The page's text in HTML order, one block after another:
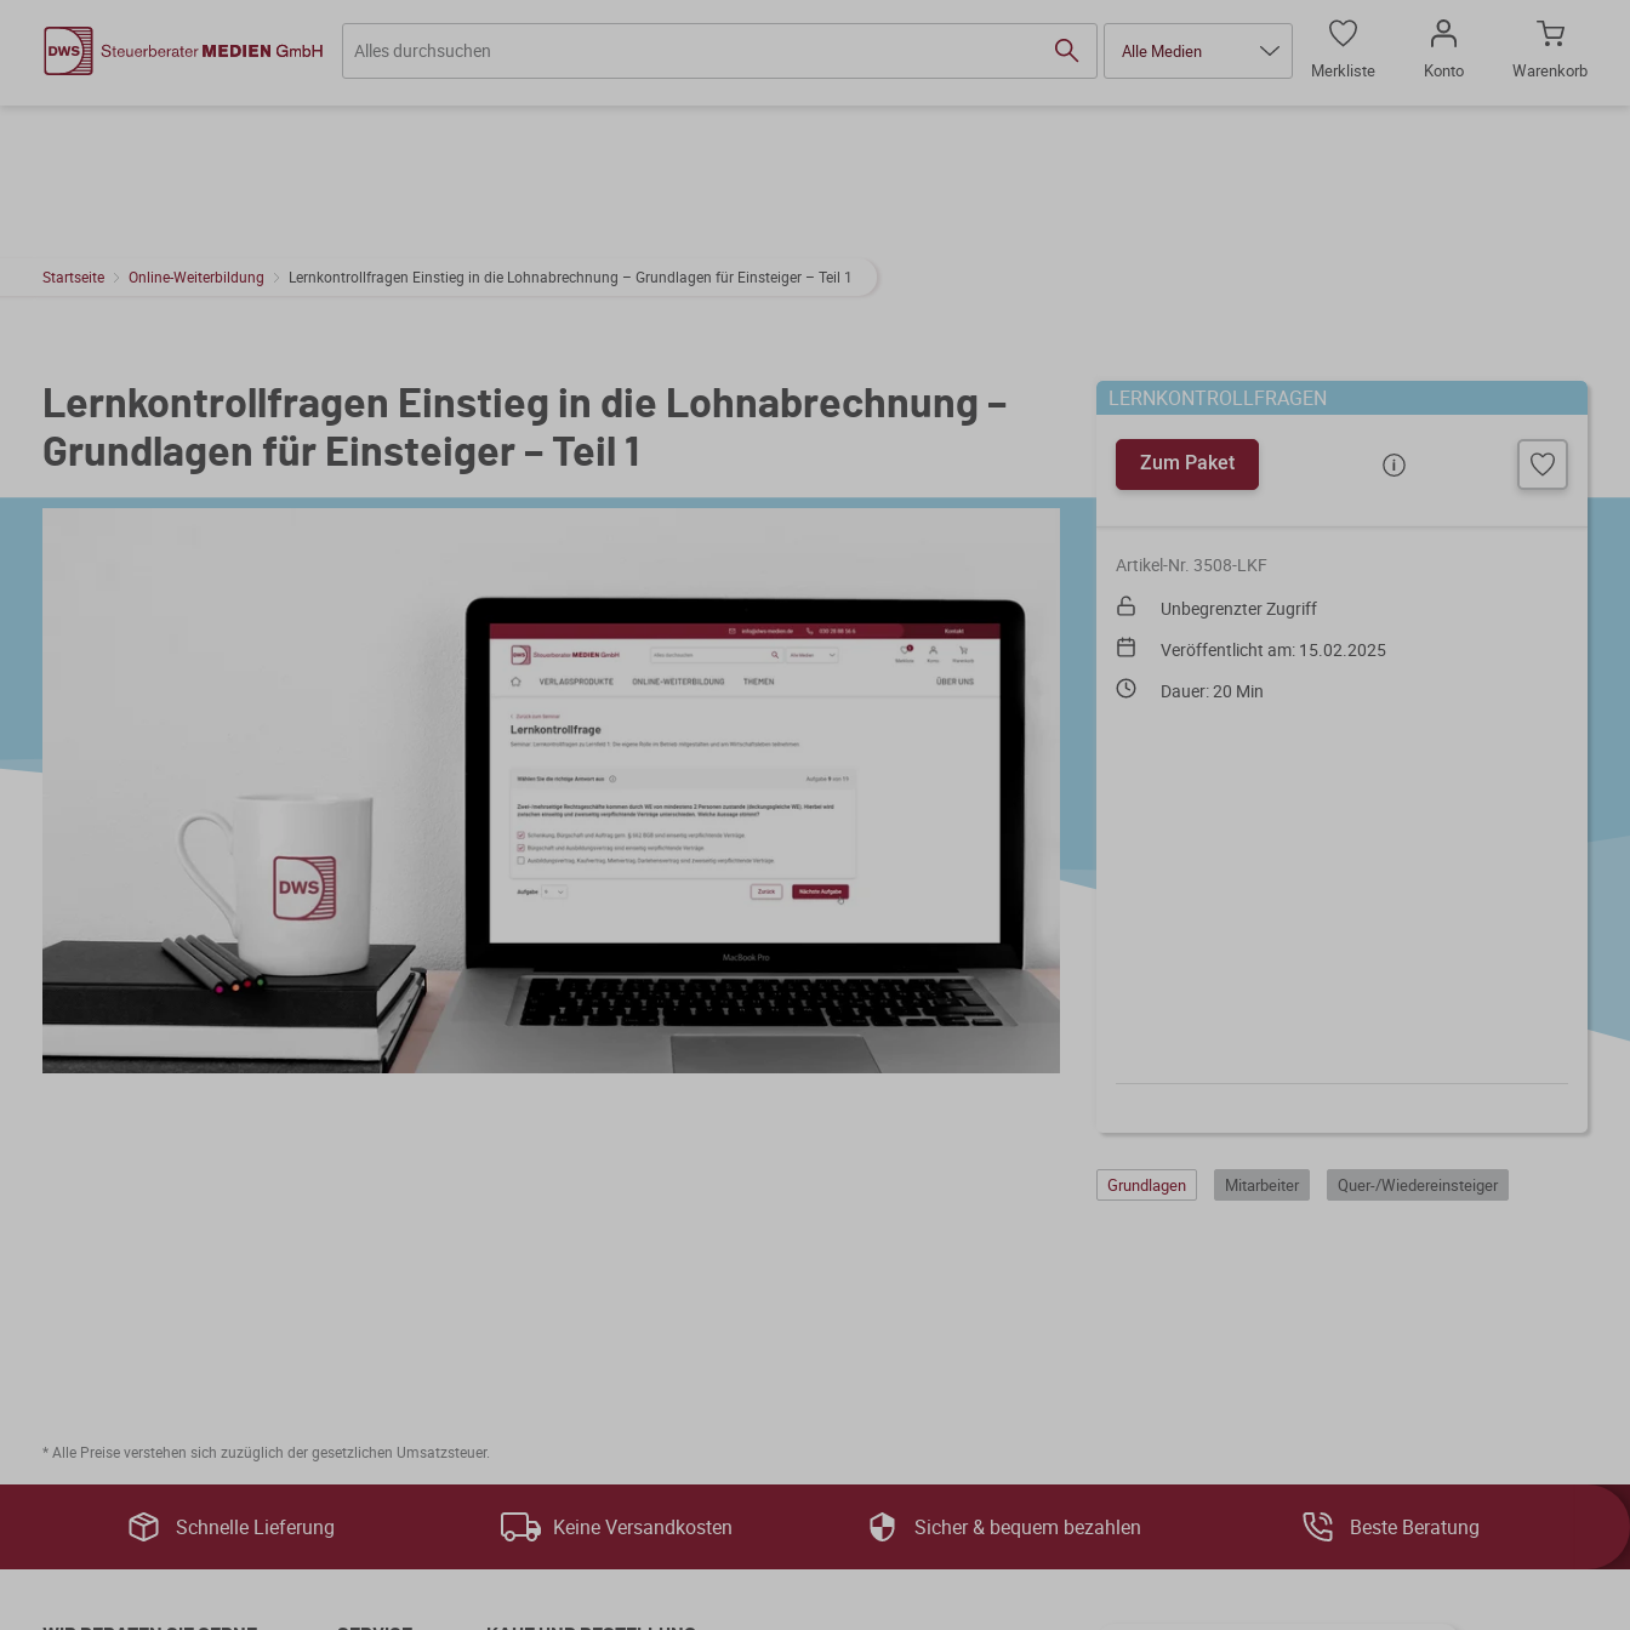
Alle Medien
Merkliste
Konto Warenkorb
Startseite Online-Weiterbildung Lernkontrollfragen Einstieg in die Lohnabrechnung – Grundlagen für Einsteiger – Teil 1
Lernkontrollfragen Einstieg in die Lohnabrechnung –
Grundlagen für Einsteiger – Teil 1
LERNKONTROLLFRAGEN
Zum Paket
Artikel-Nr. 3508-LKF
Unbegrenzter Zugriff
Veröffentlicht am: 15.02.2025
Dauer: 20 Min
Grundlagen Mitarbeiter Quer-/Wiedereinsteiger
* Alle Preise verstehen sich zuzüglich der gesetzlichen Umsatzsteuer.
Schnelle Lieferung Keine Versandkosten Sicher & bequem bezahlen Beste Beratung